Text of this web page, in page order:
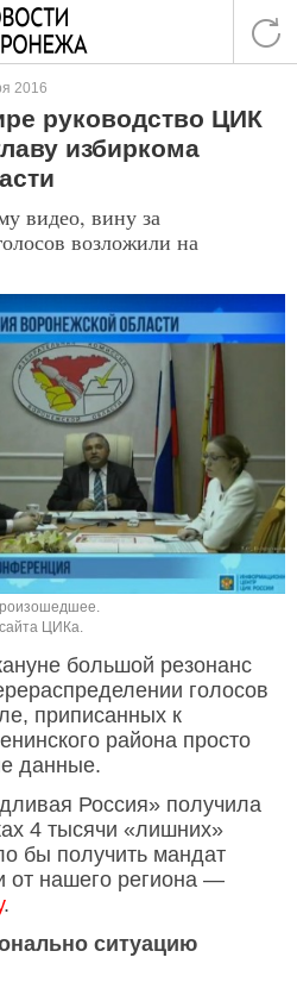
2016
руководство ЦИК
избиркома
видео, вину за
возложили на
ЦИКа.
большой резонанс
голосов
приписанных к
района просто
данные.
Россия» получила
4 тысячи «лишних»
бы получить мандат
от нашего региона —
.
ситуацию